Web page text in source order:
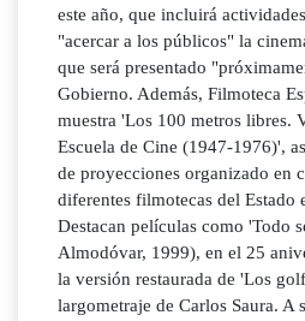
este año, que incluirá
"acercar a los públicos" la
que será presentado
Gobierno. Además, Filmoteca
muestra 'Los 100 metros libres.
Escuela de Cine (1947-1976)',
de proyecciones organizado en
diferentes filmotecas del Estado
Destacan películas como 'Todo
Almodóvar, 1999), en el 25
la versión restaurada de 'Los
largometraje de Carlos Saura. A